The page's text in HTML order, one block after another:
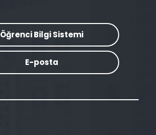
Öğrenci Bilgi Sistemi
E-posta